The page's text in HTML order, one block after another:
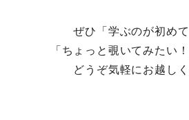
ぜひ「学ぶのが初めて
「ちょっと覗いてみたい
どうぞ気軽にお越しく